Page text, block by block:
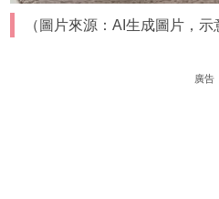
（圖片來源：AI生成圖片，示
廣告